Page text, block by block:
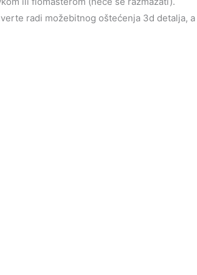
radi možebitnog oštećenja 3d detalja,